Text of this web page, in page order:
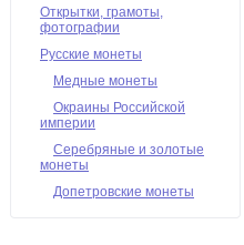
Открытки, грамоты,
фотографии
Русские монеты
Медные монеты
Окраины Российской
империи
Серебряные и золотые
монеты
Допетровские монеты